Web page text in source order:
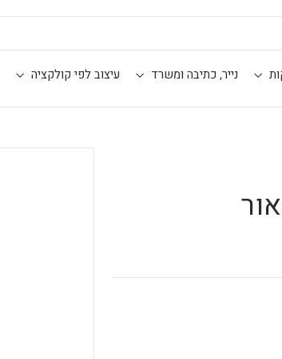
נייר, כתיבה ומשרד עיצוב לפי קולקציה